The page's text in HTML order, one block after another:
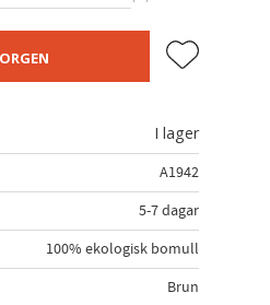
Lägg till i
I lager
A1942
5-7 dagar
100% ekologisk bomull
Brun